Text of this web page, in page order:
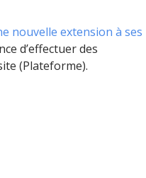
nouvelle extension à ses
d’effectuer des
(Plateforme).